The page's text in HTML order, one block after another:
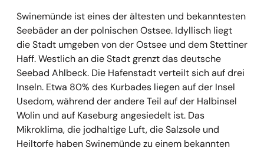
Swinemünde ist eines der ältesten und bekanntesten
Seebäder an der polnischen Ostsee. Idyllisch liegt
die Stadt umgeben von der Ostsee und dem Stettiner
Haff. Westlich an die Stadt grenzt das deutsche
Seebad Ahlbeck. Die Hafenstadt verteilt sich auf drei
Inseln. Etwa 80% des Kurbades liegen auf der Insel
Usedom, während der andere Teil auf der Halbinsel
Wolin und auf Kaseburg angesiedelt ist. Das
Mikroklima, die jodhaltige Luft, die Salzsole und
Heiltorfe haben Swinemünde zu einem bekannten